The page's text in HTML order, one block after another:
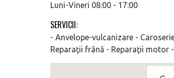
Luni-Vineri 08:00 - 17:00
SERVICII:
- Anvelope-vulcanizare -
Reparaţii frână - Reparaţii motor